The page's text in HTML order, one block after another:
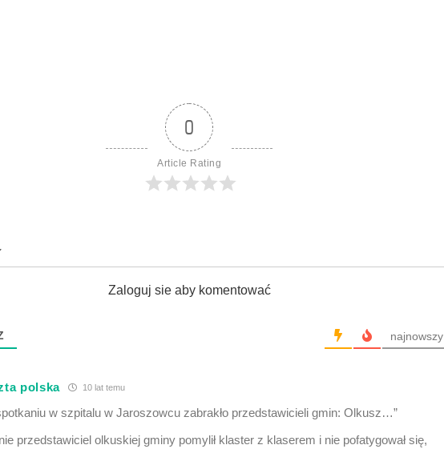
0
Article Rating
Zaloguj sie aby komentować
najnowszy
polska 10 lat temu
w szpitalu w Jaroszowcu zabrakło przedstawicieli gmin: Olkusz…”
przedstawiciel olkuskiej gminy pomylił klaster z klaserem i nie pofatygował się,